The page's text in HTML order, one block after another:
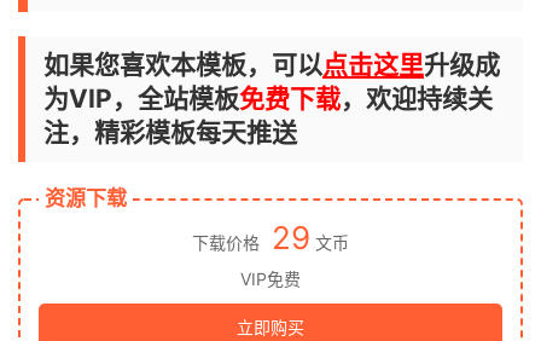
如果您喜欢本模板，可以点击这里升级成
为VIP，全站模板免费下载，欢迎持续关
注，精彩模板每天推送
资源下载
下载价格 29 文币
VIP免费
立即购买